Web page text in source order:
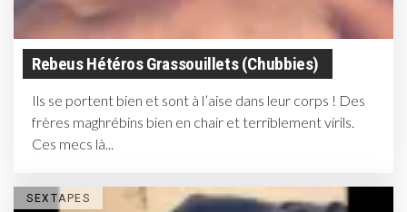
Rebeus Hétéros Grassouillets (chubbies)
Ils se portent bien et sont à l’aise dans leur corps ! Des
frères maghrébins bien en chair et terriblement virils.
Ces mecs là...
SEXTAPES